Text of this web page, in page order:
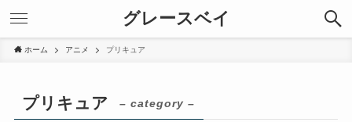
グレースベイ
ホーム アニメ プリキュア
プリキュア – category –